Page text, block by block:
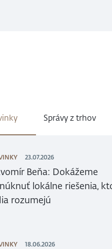
Správy z trhov
23.07.2026
Beňa: Dokážeme
lokálne riešenia,
rozumejú
18.06.2026